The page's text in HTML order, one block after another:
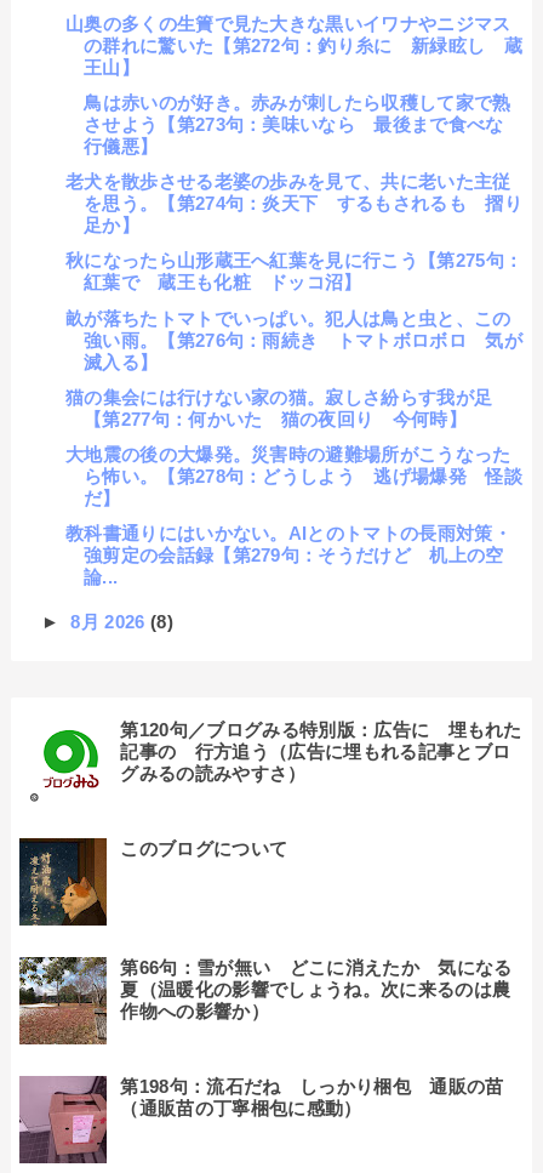
山奥の多くの生簀で見た大きな黒いイワナやニジマス
の群れに驚いた【第272句：釣り糸に 新緑眩し 蔵
王山】
鳥は赤いのが好き。赤みが刺したら収穫して家で熟
させよう【第273句：美味いなら 最後まで食べな
行儀悪】
老犬を散歩させる老婆の歩みを見て、共に老いた主従
を思う。【第274句：炎天下 するもされるも 摺り
足か】
秋になったら山形蔵王へ紅葉を見に行こう【第275句：
紅葉で 蔵王も化粧 ドッコ沼】
畝が落ちたトマトでいっぱい。犯人は鳥と虫と、この
強い雨。【第276句：雨続き トマトボロボロ 気が
滅入る】
猫の集会には行けない家の猫。寂しさ紛らす我が足
【第277句：何かいた 猫の夜回り 今何時】
大地震の後の大爆発。災害時の避難場所がこうなった
ら怖い。【第278句：どうしよう 逃げ場爆発 怪談
だ】
教科書通りにはいかない。AIとのトマトの長雨対策・
強剪定の会話録【第279句：そうだけど 机上の空
論...
►8月 2026 (8)
第120句／ブログみる特別版：広告に 埋もれた
記事の 行方追う（広告に埋もれる記事とブロ
グみるの読みやすさ）
このブログについて
第66句：雪が無い どこに消えたか 気になる
夏（温暖化の影響でしょうね。次に来るのは農
作物への影響か）
第198句：流石だね しっかり梱包 通販の苗
（通販苗の丁寧梱包に感動）